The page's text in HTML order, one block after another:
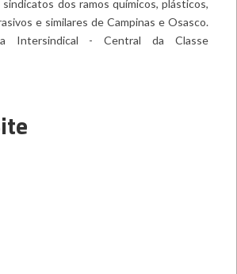
dos ramos químicos, plásticos,
e similares de Campinas e Osasco.
Intersindical - Central da Classe